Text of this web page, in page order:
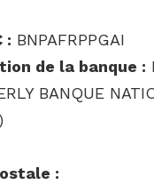
: BNPAFRPPGAI
de la banque :
BANQUE
: